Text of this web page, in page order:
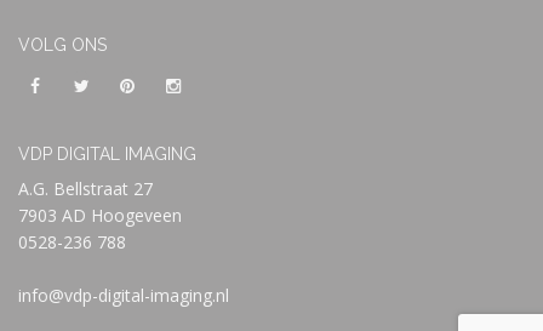
VOLG ONS
VDP DIGITAL IMAGING
A.G. Bellstraat 27
7903 AD Hoogeveen
0528-236 788
info@vdp-digital-imaging.nl